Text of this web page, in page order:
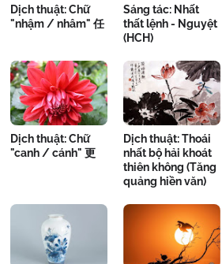
Dịch thuật: Chữ
"nhậm / nhâm" 任
Sáng tác: Nhất
thất lệnh - Nguyệt
(HCH)
Dịch thuật: Chữ
"canh / cánh" 更
Dịch thuật: Thoái
nhất bộ hải khoát
thiên không (Tăng
quảng hiền văn)